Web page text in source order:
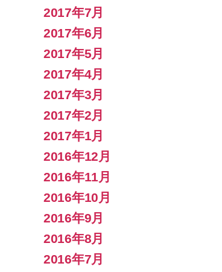
2017年7月
2017年6月
2017年5月
2017年4月
2017年3月
2017年2月
2017年1月
2016年12月
2016年11月
2016年10月
2016年9月
2016年8月
2016年7月